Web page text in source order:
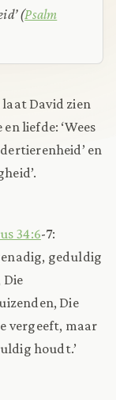
(Psalm
David zien
liefde: ‘Wees
en
34:6-7:
geduldig
Die
Die
vergeeft, maar
houdt.’